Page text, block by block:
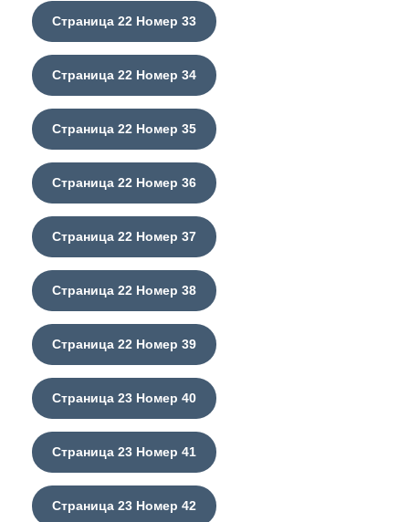
Страница 22 Номер 33
Страница 22 Номер 34
Страница 22 Номер 35
Страница 22 Номер 36
Страница 22 Номер 37
Страница 22 Номер 38
Страница 22 Номер 39
Страница 23 Номер 40
Страница 23 Номер 41
Страница 23 Номер 42